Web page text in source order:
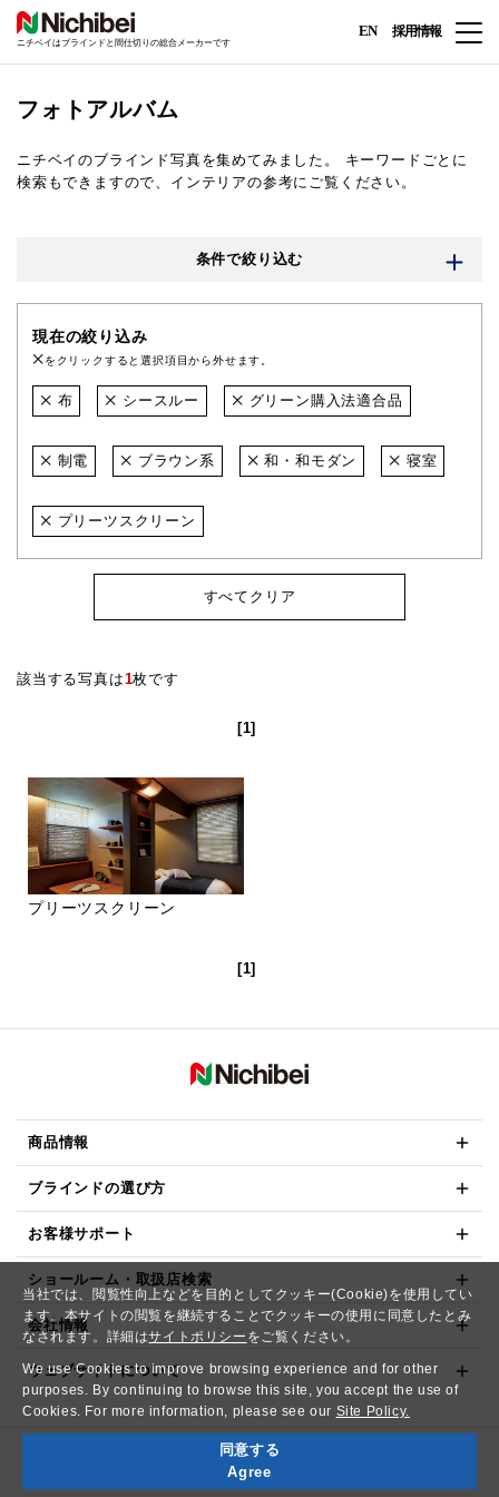
当社では、閲覧性向上などを目的としてクッキー(Cookie)を使用してい
ます。本サイトの閲覧を継続することでクッキーの使用に同意したとみ
なされます。詳細はサイトポリシー をご覧ください。
We use Cookies to improve browsing experience and for other
purposes. By continuing to browse this site, you accept the use of
Cookies. For more information, please see our Site Policy.
同意する
Agree
ニチベイはブラインドと間仕切りの総合メーカーです
EN 採用情報
フォトアルバム
ニチベイのブラインド写真を集めてみました。
キーワードごとに
検索もできますので、インテリアの参考にご覧ください。
条件で絞り込む
現在の絞り込み
をクリックすると選択項目から外せます。
布 シースルー グリーン購入法適合品
制電 ブラウン系 和・和モダン 寝室
プリーツスクリーン
すべてクリア
該当する写真は1枚です
[1]
プリーツスクリーン
[1]
商品情報
ブラインドの選び方
お客様サポート
ショールーム・取扱店検索
会社情報
ウェブサイトについて
Copyright© NICHIBEI CO.,LTD. All Rights Reserved.